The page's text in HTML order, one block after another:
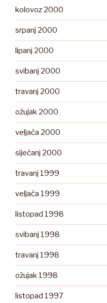
kolovoz 2000
srpanj 2000
lipanj 2000
svibanj 2000
travanj 2000
ožujak 2000
veljača 2000
siječanj 2000
travanj 1999
veljača 1999
listopad 1998
svibanj 1998
travanj 1998
ožujak 1998
listopad 1997